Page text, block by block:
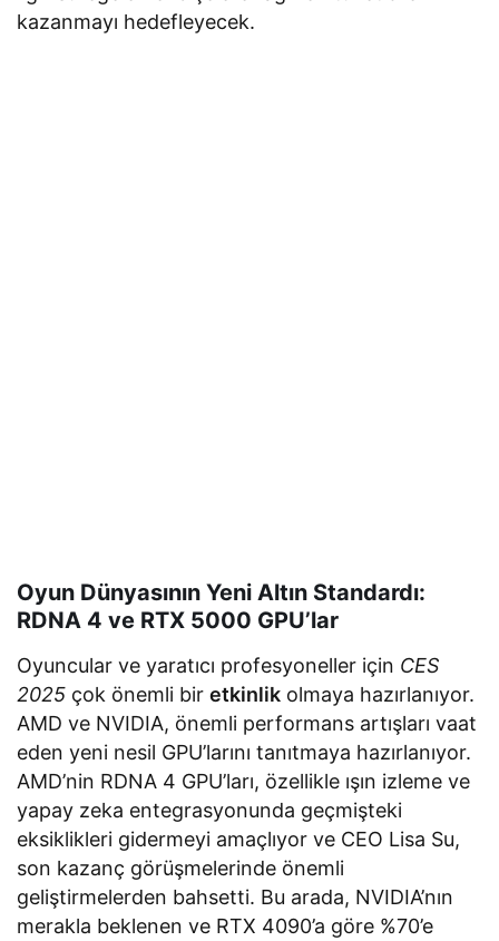
kazanmayı hedefleyecek.
Oyun Dünyasının Yeni Altın Standardı:
RDNA 4 ve RTX 5000 GPU’lar
Oyuncular ve yaratıcı profesyoneller için CES
2025 çok önemli biretkinlik olmaya hazırlanıyor.
AMD ve NVIDIA, önemli performans artışları vaat
eden yeni nesil GPU’larını tanıtmaya hazırlanıyor.
AMD’nin RDNA 4 GPU’ları, özellikle ışın izleme ve
yapay zeka entegrasyonunda geçmişteki
eksiklikleri gidermeyi amaçlıyor ve CEO Lisa Su,
son kazanç görüşmelerinde önemli
geliştirmelerden bahsetti. Bu arada, NVIDIA’nın
merakla beklenen ve RTX 4090’a göre %70’e